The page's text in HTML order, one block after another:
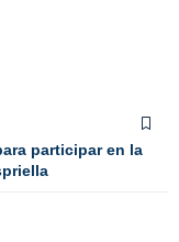
participar en la